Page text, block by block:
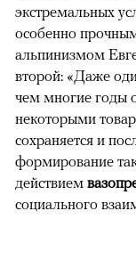
экстремальных
особенно
альпинизмом
второй: «Даже
чем многие годы
некоторыми
сохраняется и
формирование
действием
социального